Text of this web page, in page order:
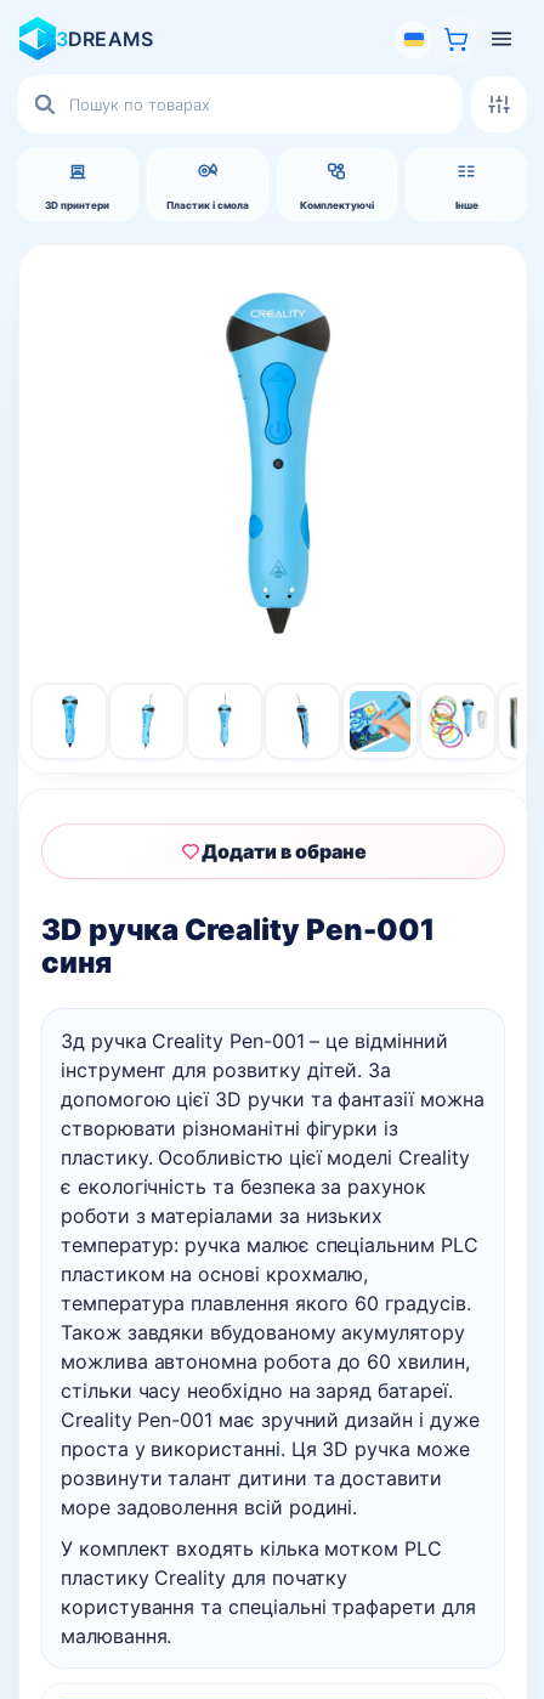
3DREAMS
3D принтери Пластик і смола Комплектуючі Інше
товарів
3D ручка Creality Pen-001
синя
3д ручка Creality Pen-001 – це відмінний
інструмент для розвитку дітей. За
допомогою цієї 3D ручки та фантазії можна
створювати різноманітні фігурки із
пластику. Особливістю цієї моделі Creality
є екологічність та безпека за рахунок
роботи з матеріалами за низьких
температур: ручка малює спеціальним PLC
пластиком на основі крохмалю,
температура плавлення якого 60 градусів.
Також завдяки вбудованому акумулятору
можлива автономна робота до 60 хвилин,
стільки часу необхідно на заряд батареї.
Creality Pen-001 має зручний дизайн і дуже
проста у використанні. Ця 3D ручка може
розвинути талант дитини та доставити
море задоволення всій родині.
У комплект входять кілька мотком PLC
пластику Creality для початку
користування та спеціальні трафарети для
малювання.
Додати в обране